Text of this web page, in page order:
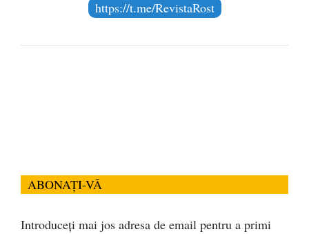
https://t.me/RevistaRost
ABONAȚI-VĂ
Introduceți mai jos adresa de email pentru a primi